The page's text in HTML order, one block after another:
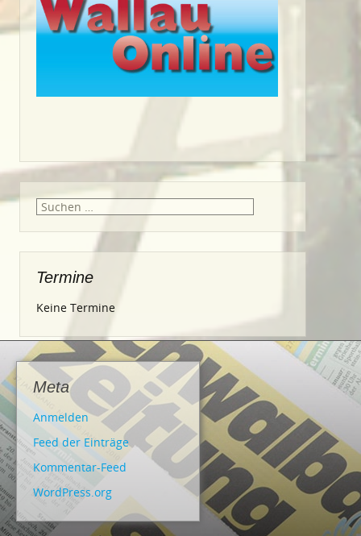
Suche
Termine
Keine Termine
Meta
Anmelden
Feed der Einträge
Kommentar-Feed
WordPress.org